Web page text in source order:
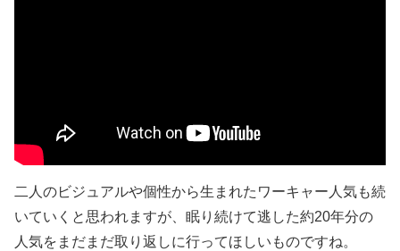
二人のビジュアルや個性から生まれたワーキャー人気も続
いていくと思われますが、眠り続けて逃した約20年分の
人気をまだまだ取り返しに行ってほしいものですね。